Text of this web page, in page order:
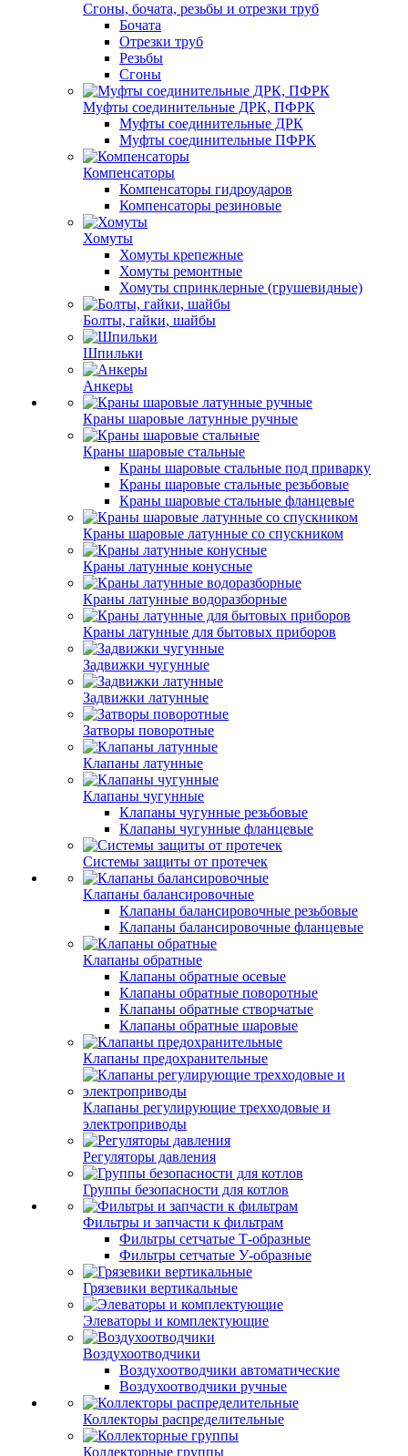
Сгоны, бочата, резьбы и отрезки труб
Бочата
Отрезки труб
Резьбы
Сгоны
Муфты соединительные ДРК, ПФРК
Муфты соединительные ДРК
Муфты соединительные ПФРК
Компенсаторы
Компенсаторы гидроударов
Компенсаторы резиновые
Хомуты
Хомуты крепежные
Хомуты ремонтные
Хомуты спринклерные (грушевидные)
Болты, гайки, шайбы
Шпильки
Анкеры
Краны шаровые латунные ручные
Краны шаровые стальные
Краны шаровые стальные под приварку
Краны шаровые стальные резьбовые
Краны шаровые стальные фланцевые
Краны шаровые латунные со спускником
Краны латунные конусные
Краны латунные водоразборные
Краны латунные для бытовых приборов
Задвижки чугунные
Задвижки латунные
Затворы поворотные
Клапаны латунные
Клапаны чугунные
Клапаны чугунные резьбовые
Клапаны чугунные фланцевые
Системы защиты от протечек
Клапаны балансировочные
Клапаны балансировочные резьбовые
Клапаны балансировочные фланцевые
Клапаны обратные
Клапаны обратные осевые
Клапаны обратные поворотные
Клапаны обратные створчатые
Клапаны обратные шаровые
Клапаны предохранительные
Клапаны регулирующие трехходовые и
электроприводы
Регуляторы давления
Группы безопасности для котлов
Фильтры и запчасти к фильтрам
Фильтры сетчатые Т-образные
Фильтры сетчатые У-образные
Грязевики вертикальные
Элеваторы и комплектующие
Воздухоотводчики
Воздухоотводчики автоматические
Воздухоотводчики ручные
Коллекторы распределительные
Коллекторные группы